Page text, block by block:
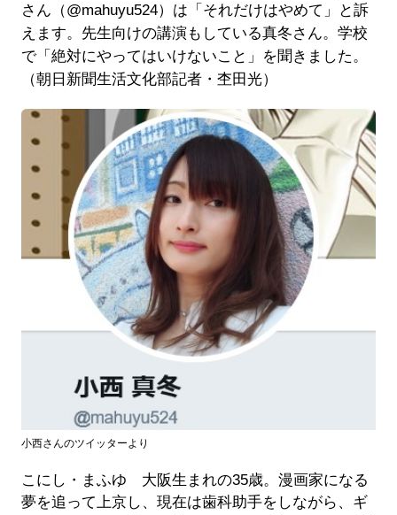
さん（@mahuyu524）は「それだけはやめて」と訴
えます。先生向けの講演もしている真冬さん。学校
で「絶対にやってはいけないこと」を聞きました。
（朝日新聞生活文化部記者・杢田光）
小西さんのツイッターより
こにし・まふゆ 大阪生まれの35歳。漫画家になる
夢を追って上京し、現在は歯科助手をしながら、ギ